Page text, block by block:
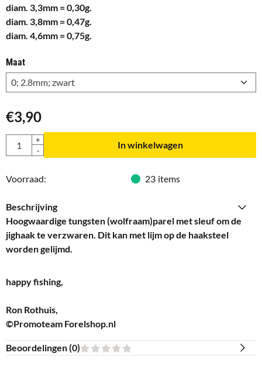
diam. 3,3mm = 0,30g.
diam. 3,8mm = 0,47g.
diam. 4,6mm = 0,75g.
Maat
€3,90
Aantal
+
-
In winkelwagen
Voorraad: 23 items
Beschrijving
Hoogwaardige tungsten (wolfraam)parel met sleuf om de
jighaak te verzwaren. Dit kan met lijm op de haaksteel
worden gelijmd.
happy fishing,
Ron Rothuis,
©Promoteam Forelshop.nl
Beoordelingen (0)